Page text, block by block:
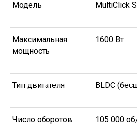
Модель MultiClick
Максимальная
мощность
1600 Вт
Тип двигателя BLDC
Число оборотов
105 000